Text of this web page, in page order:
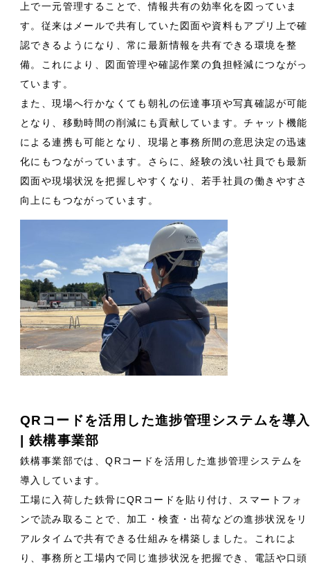
上で一元管理することで、情報共有の効率化を図っていま
す。従来はメールで共有していた図面や資料もアプリ上で確
認できるようになり、常に最新情報を共有できる環境を整
備。これにより、図面管理や確認作業の負担軽減につながっ
ています。
また、現場へ行かなくても朝礼の伝達事項や写真確認が可能
となり、移動時間の削減にも貢献しています。チャット機能
による連携も可能となり、現場と事務所間の意思決定の迅速
化にもつながっています。さらに、経験の浅い社員でも最新
図面や現場状況を把握しやすくなり、若手社員の働きやすさ
向上にもつながっています。
QRコードを活用した進捗管理システムを導入
| 鉄構事業部
鉄構事業部では、QRコードを活用した進捗管理システムを
導入しています。
工場に入荷した鉄骨にQRコードを貼り付け、スマートフォ
ンで読み取ることで、加工・検査・出荷などの進捗状況をリ
アルタイムで共有できる仕組みを構築しました。これによ
り、事務所と工場内で同じ進捗状況を把握でき、電話や口頭